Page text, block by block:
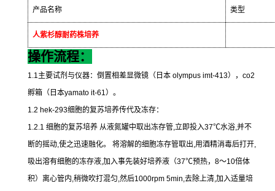
产品名称 类型
人紫杉醇耐药株培养
操作流程：
1.1主要试剂与仪器：倒置相差显微镜（日本 olympus imt-413）， co2
孵箱（日本yamato it-61）。
1.2 hek-293细胞的复苏培养传代及冻存：
1.2.1 细胞的复苏培养 从液氮罐中取出冻存管,立即投入37℃水浴,并不
断的摇动,使之迅速融化。 将溶解的细胞冻存管取出,用酒精消毒后打开,
吸出溶有细胞的冻存液,加入事先装好培养液（37℃预热， 8～10倍体
积）离心管内,稍微吹打混匀,然后1000rpm 5min,去除上清,加入适量培